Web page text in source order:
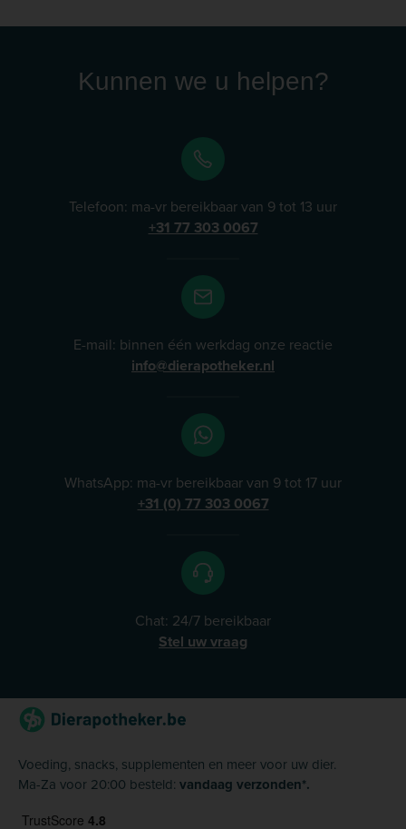
Kunnen we u helpen?
Telefoon: ma-vr bereikbaar van 9 tot 13 uur
+31 77 303 0067
E-mail: binnen één werkdag onze reactie
info@dierapotheker.nl
WhatsApp: ma-vr bereikbaar van 9 tot 17 uur
+31 (0) 77 303 0067
Chat: 24/7 bereikbaar
Stel uw vraag
Voeding, snacks, supplementen en meer voor uw dier.
Ma-Za voor 20:00 besteld: vandaag verzonden*.